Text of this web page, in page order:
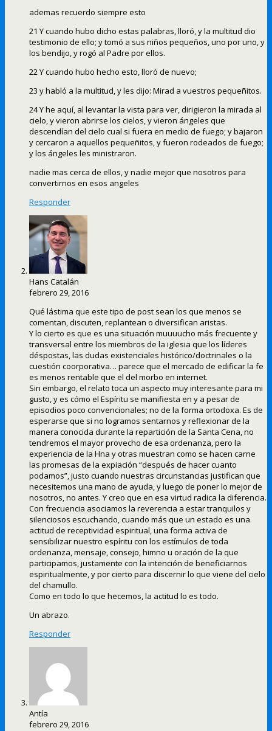
ademas recuerdo siempre esto
21 Y cuando hubo dicho estas palabras, lloró, y la multitud dio
testimonio de ello; y tomó a sus niños pequeños, uno por uno, y
los bendijo, y rogó al Padre por ellos.
22 Y cuando hubo hecho esto, lloró de nuevo;
23 y habló a la multitud, y les dijo: Mirad a vuestros pequeñitos.
24 Y he aquí, al levantar la vista para ver, dirigieron la mirada al
cielo, y vieron abrirse los cielos, y vieron ángeles que
descendían del cielo cual si fuera en medio de fuego; y bajaron
y cercaron a aquellos pequeñitos, y fueron rodeados de fuego;
y los ángeles les ministraron.
nadie mas cerca de ellos, y nadie mejor que nosotros para
convertirnos en esos angeles
Responder
Hans Catalán
febrero 29, 2016
Qué lástima que este tipo de post sean los que menos se
comentan, discuten, replantean o diversifican aristas.
Y lo cierto es que es una situación muuuucho más frecuente y
transversal entre los miembros de la iglesia que los líderes
déspostas, las dudas existenciales histórico/doctrinales o la
cuestión coorporativa… parece que el mercado de edificar la fe
es menos rentable que el del morbo en internet.
Sin embargo, el relato toca un aspecto muy interesante para mi
gusto, y es cómo el Espíritu se manifiesta en y a pesar de
episodios poco convencionales; no de la forma ortodoxa. Es de
esperarse que si no logramos sentarnos y reflexionar de la
manera conocida durante la repartición de la Santa Cena, no
tendremos el mayor provecho de esa ordenanza, pero la
experiencia de la Hna y otras muestran como se hacen carne
las promesas de la expiación “después de hacer cuanto
podamos”, justo cuando nuestras circunstancias justifican que
necesitemos una mano de ayuda, y luego de poner lo mejor de
nosotros, no antes. Y creo que en esa virtud radica la diferencia.
Con frecuencia asociamos la reverencia a estar tranquilos y
silenciosos escuchando, cuando más que un estado es una
actitud de receptividad espiritual, una forma activa de
sensibilizar nuestro espíritu con los estímulos de toda
ordenanza, mensaje, consejo, himno u oración de la que
participamos, justamente con la intención de beneficiarnos
espiritualmente, y por cierto para discernir lo que viene del cielo
del chamullo.
Como en todo lo que hecemos, la actitud lo es todo.
Un abrazo.
Responder
Antía
febrero 29, 2016